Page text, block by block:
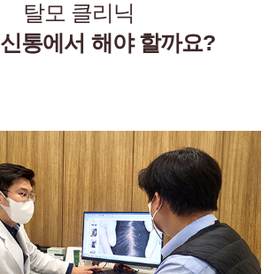
탈모 클리닉
신통에서 해야 할까요?